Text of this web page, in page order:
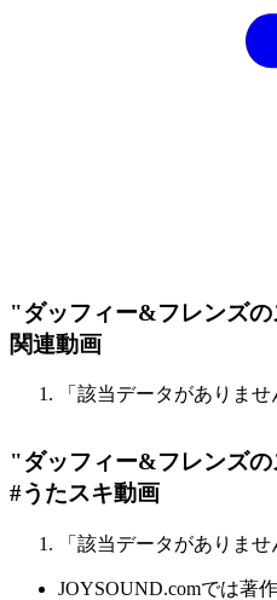
"ダッフィー&フレンズ
関連動画
「該当データがありませ
"ダッフィー&フレンズ
#うたスキ動画
「該当データがありませ
JOYSOUND.comでは著